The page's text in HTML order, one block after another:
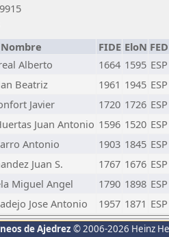
Nombre FIDE EloN FED
Alberto 1664 1595 ESP
Beatriz 1961 1945 ESP
Javier 1720 1726 ESP
Juan Antonio 1596 1520 ESP
Antonio 1903 1845 ESP
Juan S. 1767 1676 ESP
Miguel Angel 1790 1898 ESP
Jose Antonio 1957 1871 ESP
de Ajedrez © 2006-2026 Heinz